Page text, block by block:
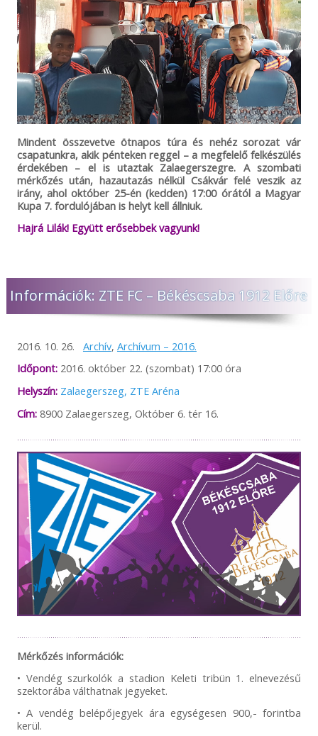
Mindent összevetve ötnapos túra és nehéz sorozat vár
csapatunkra, akik pénteken reggel – a megfelelő felkészülés
érdekében – el is utaztak Zalaegerszegre. A szombati
mérkőzés után, hazautazás nélkül Csákvár felé veszik az
irány, ahol október 25-én (kedden) 17:00 órától a Magyar
Kupa 7. fordulójában is helyt kell állniuk.
Hajrá Lilák! Együtt erősebbek vagyunk!
Információk: ZTE FC – Békéscsaba 1912 Előre
2016. 10. 26. Archív, Archívum – 2016.
Időpont:2016. október 22. (szombat) 17:00 óra
Helyszín: Zalaegerszeg, ZTE Aréna
Cím:8900 Zalaegerszeg, Október 6. tér 16.
Mérkőzés információk:
• Vendég szurkolók a stadion Keleti tribün 1. elnevezésű
szektorába válthatnak jegyeket.
• A vendég belépőjegyek ára egységesen 900,- forintba
kerül.